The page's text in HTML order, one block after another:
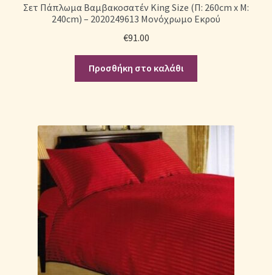
Σετ Πάπλωμα Βαμβακοσατέν King Size (Π: 260cm x Μ:
240cm) – 2020249613 Μονόχρωμο Εκρού
€91.00
Προσθήκη στο καλάθι